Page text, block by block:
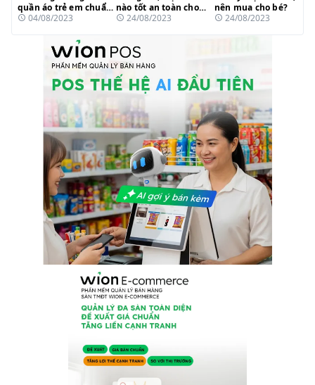
quần áo trẻ em chuẩn
nhất 2023
04/08/2023
nào tốt an toàn cho
bé?24/08/2023
nên mua cho bé?
24/08/2023